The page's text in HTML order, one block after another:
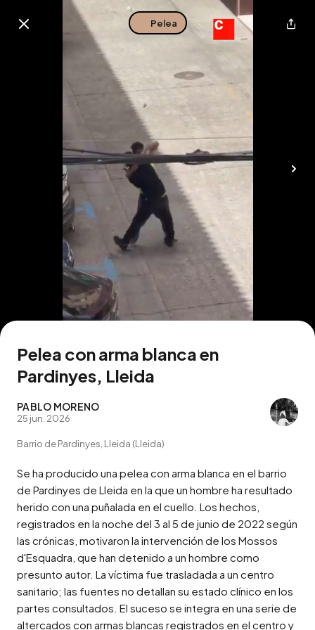
Pelea
Pelea con arma blanca en
Pardinyes, Lleida
PABLO MORENO
25 jun. 2026
Barrio de Pardinyes, Lleida (Lleida)
Se ha producido una pelea con arma blanca en el barrio
de Pardinyes de Lleida en la que un hombre ha resultado
herido con una puñalada en el cuello. Los hechos,
registrados en la noche del 3 al 5 de junio de 2022 según
las crónicas, motivaron la intervención de los Mossos
d'Esquadra, que han detenido a un hombre como
presunto autor. La víctima fue trasladada a un centro
sanitario; las fuentes no detallan su estado clínico en los
partes consultados. El suceso se integra en una serie de
altercados con armas blancas registrados en el centro y